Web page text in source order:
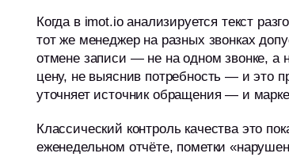
Когда в imot.io анализируется текст
тот же менеджер на разных звонках
отмене записи — не на одном звонке, а
цену, не выяснив потребность — и это
уточняет источник обращения — и
Классический контроль качества это
еженедельном отчёте, пометки